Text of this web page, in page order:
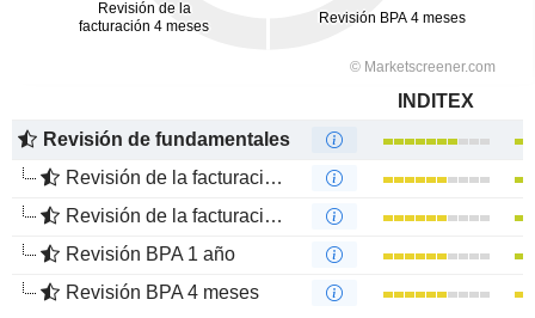
INDITEX
Revisión de fundamentales
Revisión de la facturación 1 año
Revisión de la facturación 4 meses
Revisión BPA 1 año
Revisión BPA 4 meses